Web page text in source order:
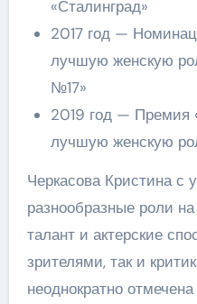
«Сталинград»
2017 год —
лучшую женскую
№17»
2019 год — Премия
лучшую женскую
Черкасова Кристина с
разнообразные роли
талант и актерские
зрителями, так и
неоднократно